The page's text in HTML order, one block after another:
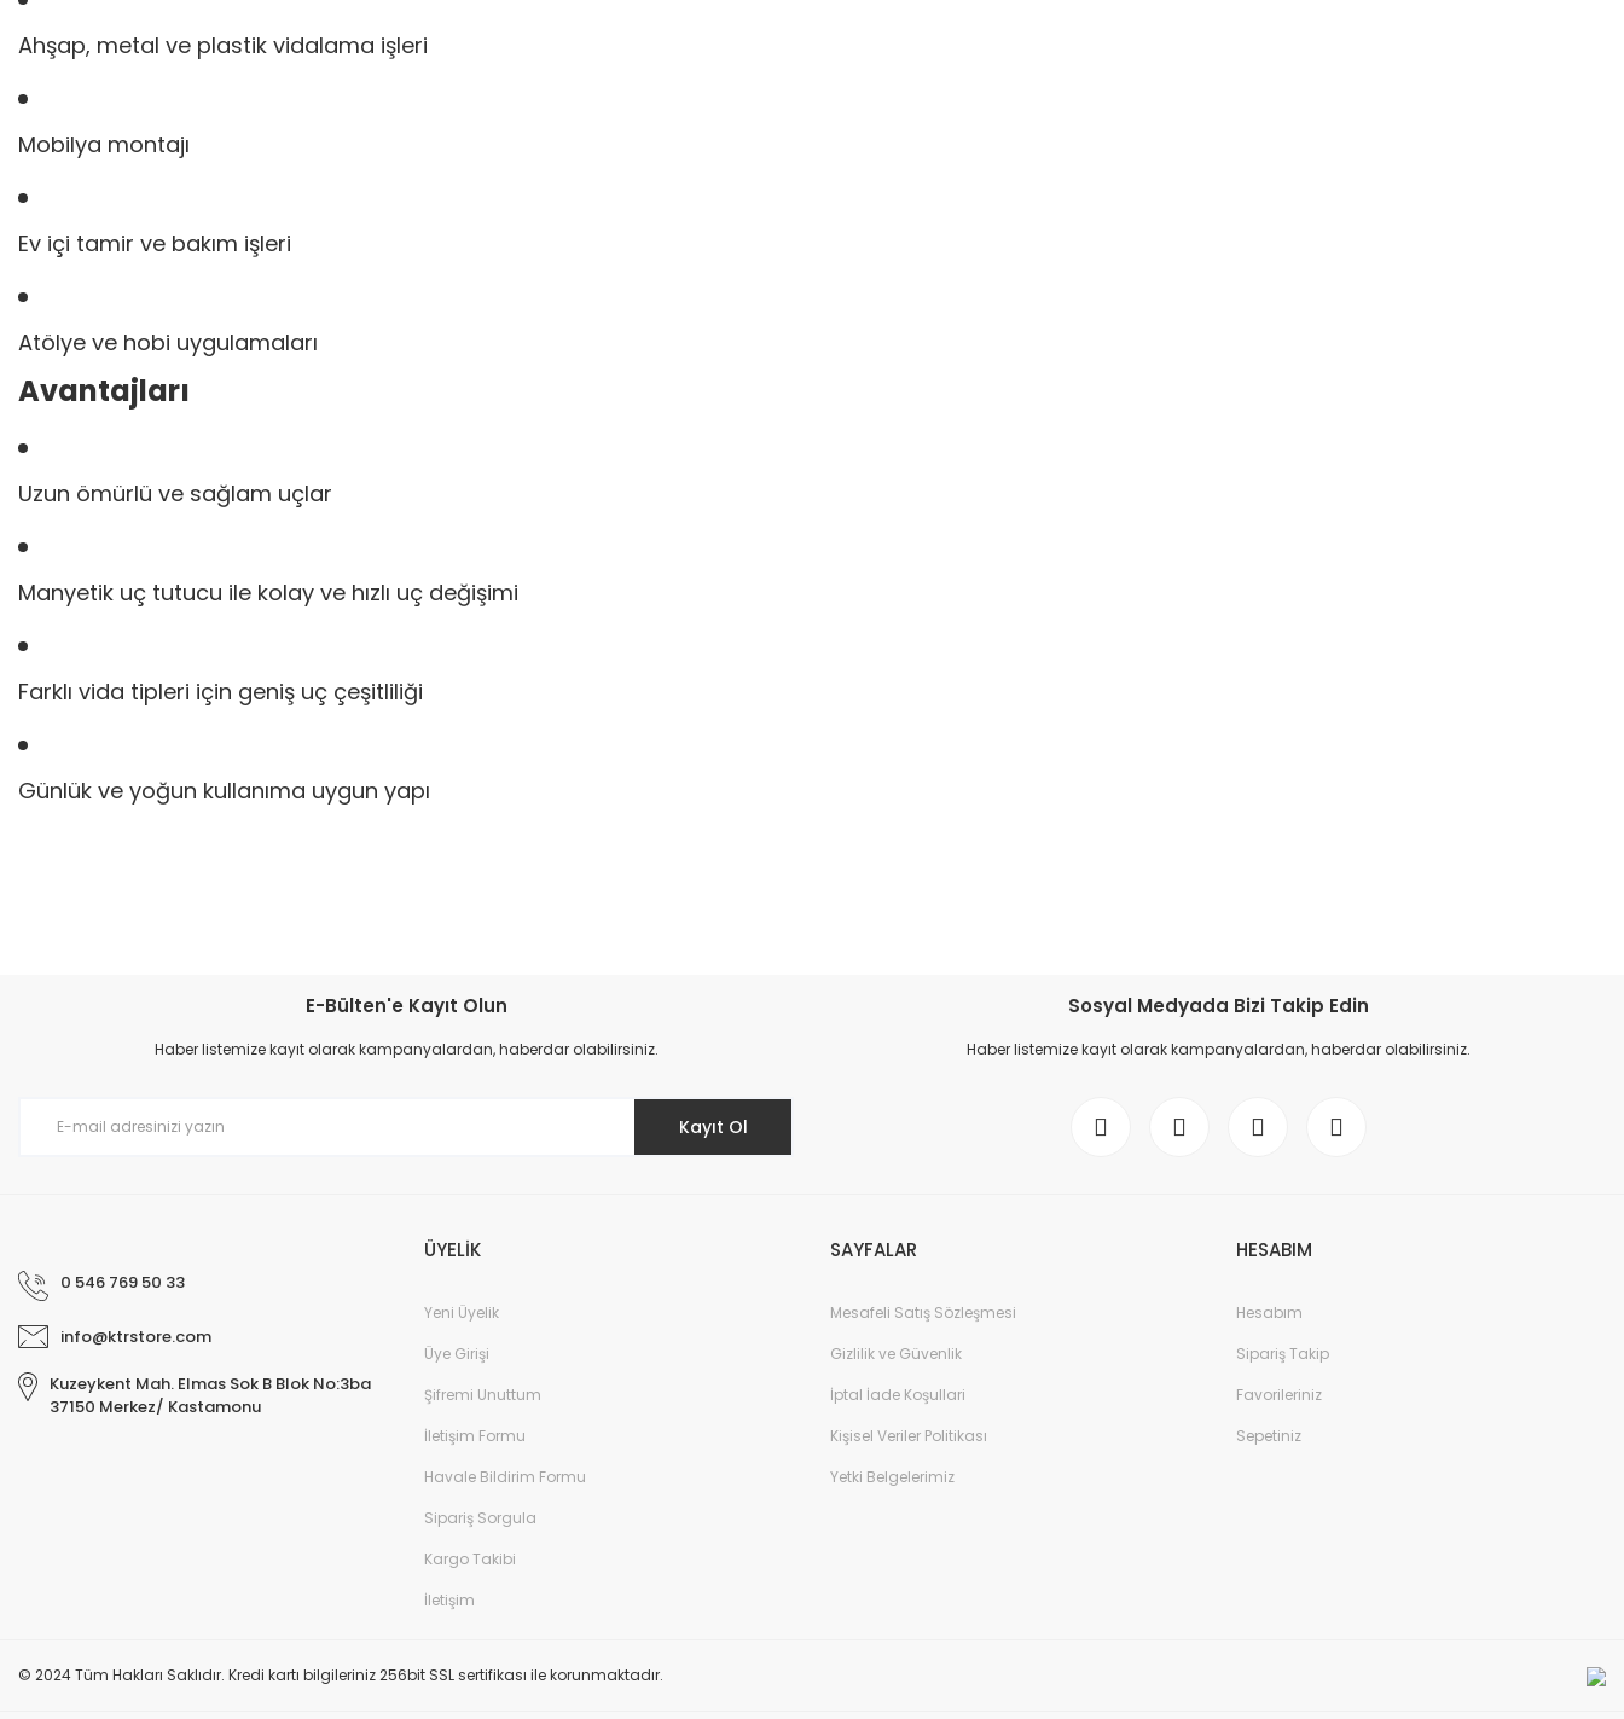
Ahşap, metal ve plastik vidalama işleri
Mobilya montajı
Ev içi tamir ve bakım işleri
Atölye ve hobi uygulamaları
Avantajları
Uzun ömürlü ve sağlam uçlar
Manyetik uç tutucu ile kolay ve hızlı uç değişimi
Farklı vida tipleri için geniş uç çeşitliliği
Günlük ve yoğun kullanıma uygun yapı
amaca yönelik
Murat BERKMAN | 26/02/2026
Ürün resmi kalitesiz, bozuk veya görüntülenemiyor.
E-Bülten'e Kayıt Olun
Haber listemize kayıt olarak kampanyalardan, haberdar olabilirsiniz.
Kayıt Ol
Sosyal Medyada Bizi Takip Edin
Haber listemize kayıt olarak kampanyalardan, haberdar olabilirsiniz.
0 546 769 50 33
info@ktrstore.com
Kuzeykent Mah. Elmas Sok B Blok No:3ba
37150 Merkez/ Kastamonu
ÜYELİK
Yeni Üyelik
Üye Girişi
Şifremi Unuttum
İletişim Formu
Havale Bildirim Formu
Sipariş Sorgula
Kargo Takibi
İletişim
SAYFALAR
Mesafeli Satış Sözleşmesi
Gizlilik ve Güvenlik
İptal İade Koşullari
Kişisel Veriler Politikası
Yetki Belgelerimiz
HESABIM
Hesabım
Sipariş Takip
Favorileriniz
Sepetiniz
© 2024 Tüm Hakları Saklıdır. Kredi kartı bilgileriniz 256bit SSL sertifikası ile korunmaktadır.